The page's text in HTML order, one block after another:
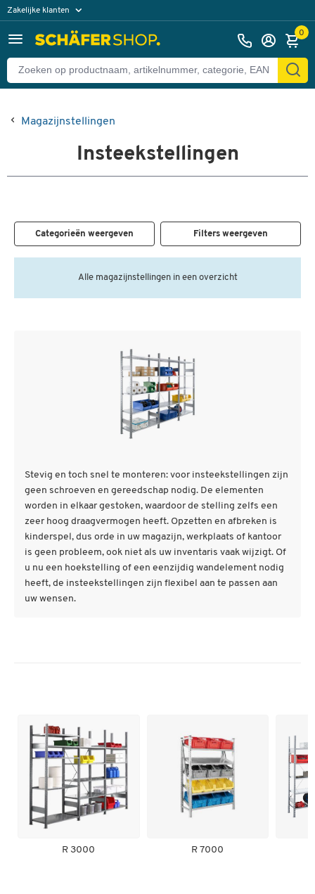
Zakelijke klanten
Particuliere klanten 0
Magazijnstellingen
Insteekstellingen
Categorieën weergeven Filters weergeven
Alle magazijnstellingen in een overzicht
Stevig en toch snel te monteren: voor insteekstellingen zijn
geen schroeven en gereedschap nodig. De elementen
worden in elkaar gestoken, waardoor de stelling zelfs een
zeer hoog draagvermogen heeft. Opzetten en afbreken is
kinderspel, dus orde in uw magazijn, werkplaats of kantoor
is geen probleem, ook niet als uw inventaris vaak wijzigt. Of
u nu een hoekstelling of een eenzijdig wandelement nodig
heeft, de insteekstellingen zijn flexibel aan te passen aan
uw wensen.
R 3000 R 7000